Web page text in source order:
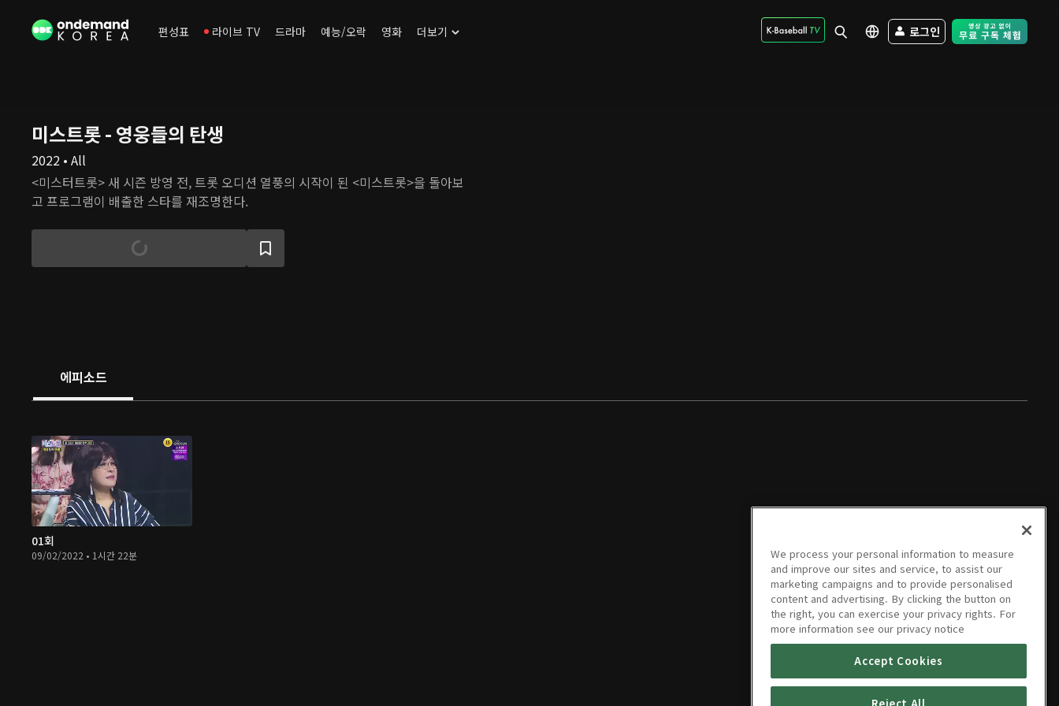
편성표 라이브 TV 드라마 예능/오락 영화 더보기 로그인 Free Trial -
미스트롯 - 영웅들의 탄생
2022 • All
<미스터트롯> 새 시즌 방영 전, 트롯 오디션 열풍의 시작이 된 <미스트롯>을 돌아보
고 프로그램이 배출한 스타를 재조명한다.
에피소드
01회
09/02/2022 • 1시간 22분
We process your personal information to measure
and improve our sites and service, to assist our
marketing campaigns and to provide personalised
content and advertising. By clicking the button on
the right, you can exercise your privacy rights. For
more information see our privacy notice
Accept Cookies